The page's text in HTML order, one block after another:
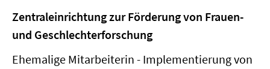
Zentraleinrichtung zur Förderung von Frauen-
und Geschlechterforschung
Ehemalige Mitarbeiterin - Implementierung von